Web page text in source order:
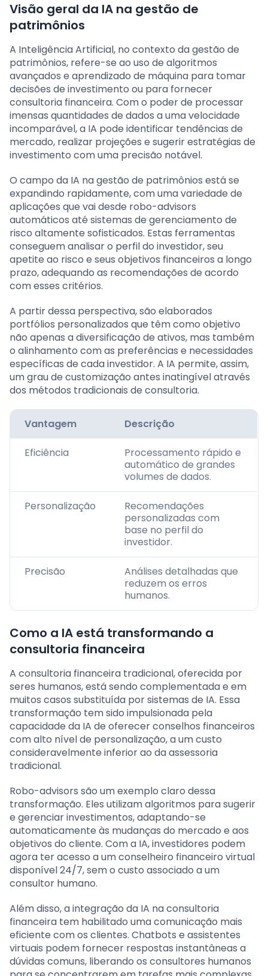
Visão geral da IA na gestão de
patrimônios
A Inteligência Artificial, no contexto da gestão de
patrimônios, refere-se ao uso de algoritmos
avançados e aprendizado de máquina para tomar
decisões de investimento ou para fornecer
consultoria financeira. Com o poder de processar
imensas quantidades de dados a uma velocidade
incomparável, a IA pode identificar tendências de
mercado, realizar projeções e sugerir estratégias de
investimento com uma precisão notável.
O campo da IA na gestão de patrimônios está se
expandindo rapidamente, com uma variedade de
aplicações que vai desde robo-advisors
automáticos até sistemas de gerenciamento de
risco altamente sofisticados. Estas ferramentas
conseguem analisar o perfil do investidor, seu
apetite ao risco e seus objetivos financeiros a longo
prazo, adequando as recomendações de acordo
com esses critérios.
A partir dessa perspectiva, são elaborados
portfólios personalizados que têm como objetivo
não apenas a diversificação de ativos, mas também
o alinhamento com as preferências e necessidades
específicas de cada investidor. A IA permite, assim,
um grau de customização antes inatingível através
dos métodos tradicionais de consultoria.
Vantagem Descrição
Eficiência
Processamento rápido e
automático de grandes
volumes de dados.
Personalização
Recomendações
personalizadas com
base no perfil do
investidor.
Precisão
Análises detalhadas que
reduzem os erros
humanos.
Como a IA está transformando a
consultoria financeira
A consultoria financeira tradicional, oferecida por
seres humanos, está sendo complementada e em
muitos casos substituída por sistemas de IA. Essa
transformação tem sido impulsionada pela
capacidade da IA de oferecer conselhos financeiros
com alto nível de personalização, a um custo
consideravelmente inferior ao da assessoria
tradicional.
Robo-advisors são um exemplo claro dessa
transformação. Eles utilizam algoritmos para sugerir
e gerenciar investimentos, adaptando-se
automaticamente às mudanças do mercado e aos
objetivos do cliente. Com a IA, investidores podem
agora ter acesso a um conselheiro financeiro virtual
disponível 24/7, sem o custo associado a um
consultor humano.
Além disso, a integração da IA na consultoria
financeira tem habilitado uma comunicação mais
eficiente com os clientes. Chatbots e assistentes
virtuais podem fornecer respostas instantâneas a
dúvidas comuns, liberando os consultores humanos